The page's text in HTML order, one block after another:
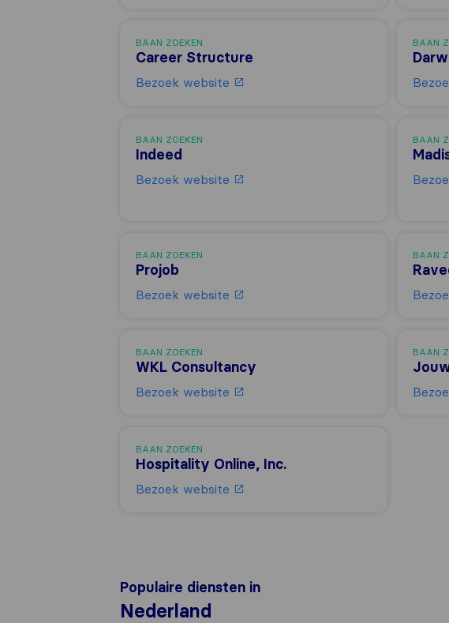
BAAN ZOEKEN
Career Structure
Bezoek website
BAAN
BAAN ZOEKEN
Indeed
Bezoek website
BAAN
BAAN ZOEKEN
Projob
Bezoek website
BAAN
BAAN ZOEKEN
WKL Consultancy
Bezoek website
BAAN
BAAN ZOEKEN
Hospitality Online, Inc.
Bezoek website
Populaire diensten in
Nederland